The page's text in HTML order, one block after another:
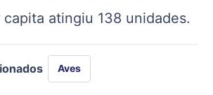
atingiu 138 unidades.
Aves